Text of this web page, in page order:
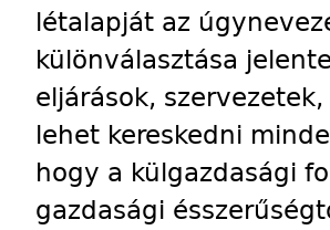
létalapját az
különválasztása
eljárások,
lehet kereskedni
hogy a külgazdasági
gazdasági